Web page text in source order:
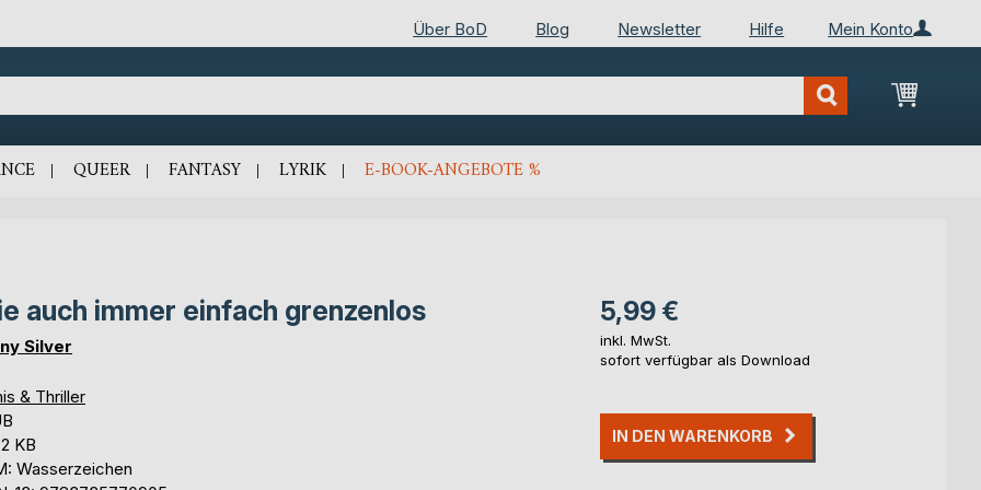
Mein Konto
Über BoD Blog Newsletter Hilfe
Mein
QUEER FANTASY LYRIK E-BOOK-ANGEBOTE %
auch immer einfach grenzenlos
Silver
& Thriller
KB
Wasserzeichen
5,99 €
inkl. MwSt.
sofort verfügbar als Download
IN DEN WARENKORB